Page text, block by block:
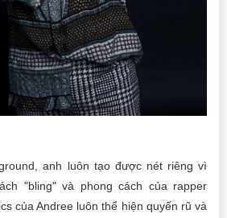
anh luôn tạo được nét riêng vì
"bling" và phong cách của rapper
của Andree luôn thể hiện quyến rũ và